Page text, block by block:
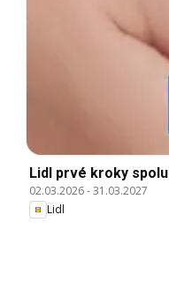
Lidl prvé kroky spolu
02.03.2026-31.03.2027
Lidl